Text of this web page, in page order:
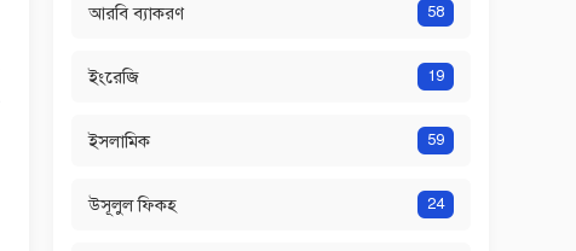
আরবি ব্যাকরণ 58
ইংরেজি 19
ইসলামিক 59
উসূলুল ফিকহ 24